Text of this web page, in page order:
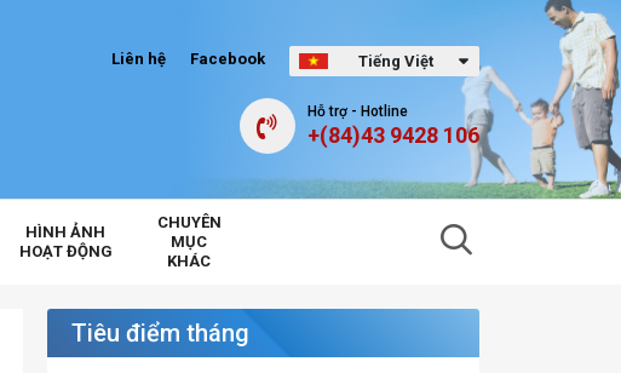
Tiếng Việt
Facebook
Liên hệ
Hỗ trợ - Hotline
+(84)43 9428 106
HÌNH ẢNH
HOẠT ĐỘNG
CHUYÊN
MỤC
KHÁC
Tiêu điểm tháng